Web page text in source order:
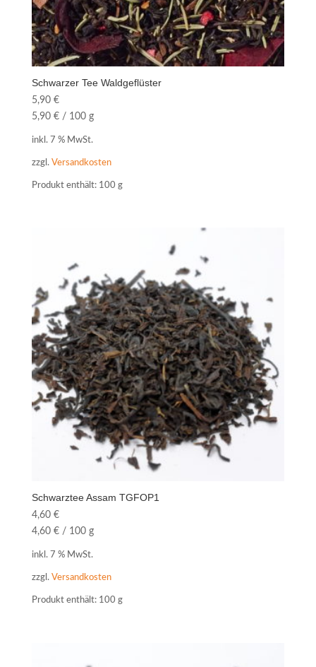
Schwarzer Tee Waldgeflüster
5,90 €
5,90 €/ 100 g
inkl. 7 % MwSt.
zzgl. Versandkosten
Produkt enthält: 100 g
Schwarztee Assam TGFOP1
4,60 €
4,60 €/ 100 g
inkl. 7 % MwSt.
zzgl. Versandkosten
Produkt enthält: 100 g